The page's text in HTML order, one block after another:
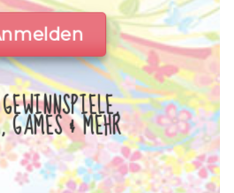
GAMES & MEHR